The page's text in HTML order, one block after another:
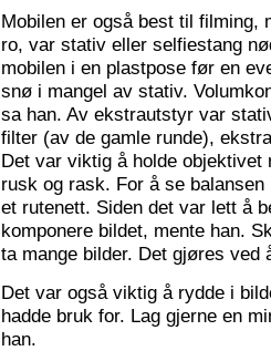
Mobilen er også best til filming,
ro, var stativ eller selfiestang
mobilen i en plastpose før en
snø i mangel av stativ.
sa han. Av ekstrautstyr var
filter (av de gamle runde),
Det var viktig å holde
rusk og rask. For å se
et rutenett. Siden det var lett å
komponere bildet, mente han.
ta mange bilder. Det gjøres ved
Det var også viktig å rydde i
hadde bruk for. Lag gjerne en
han.